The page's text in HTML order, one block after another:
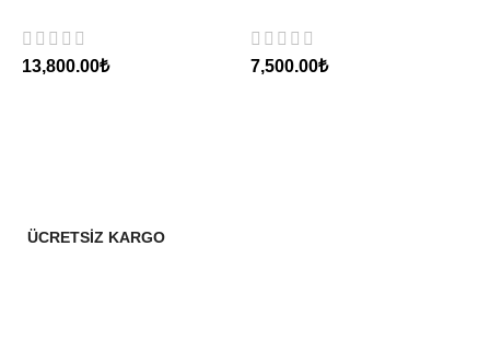
13,800.00₺ 7,500.00₺
ÜCRETSİZ KARGO